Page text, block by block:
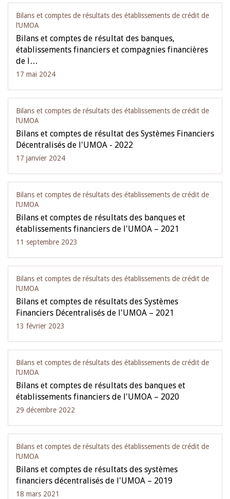
Bilans et comptes de résultats des établissements de crédit de
l‘UMOA
Bilans et comptes de résultat des banques,
établissements financiers et compagnies financières
de l…
17 mai 2024
Bilans et comptes de résultats des établissements de crédit de
l‘UMOA
Bilans et comptes de résultat des Systèmes Financiers
Décentralisés de l'UMOA - 2022
17 janvier 2024
Bilans et comptes de résultats des établissements de crédit de
l‘UMOA
Bilans et comptes de résultats des banques et
établissements financiers de l'UMOA – 2021
11 septembre 2023
Bilans et comptes de résultats des établissements de crédit de
l‘UMOA
Bilans et comptes de résultats des Systèmes
Financiers Décentralisés de l'UMOA – 2021
13 février 2023
Bilans et comptes de résultats des établissements de crédit de
l‘UMOA
Bilans et comptes de résultats des banques et
établissements financiers de l'UMOA – 2020
29 décembre 2022
Bilans et comptes de résultats des établissements de crédit de
l‘UMOA
Bilans et comptes de résultats des systèmes
financiers décentralisés de l'UMOA – 2019
18 mars 2021